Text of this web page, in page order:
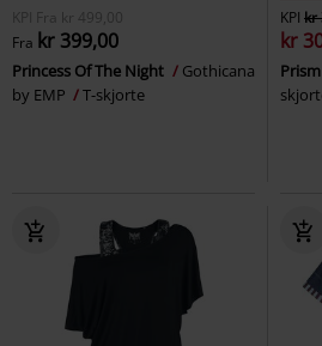
KPI
Fra kr 499,00
Fra kr 399,00
Princess Of The Night
Gothicana
by EMP
T-skjorte
KPI kr
kr